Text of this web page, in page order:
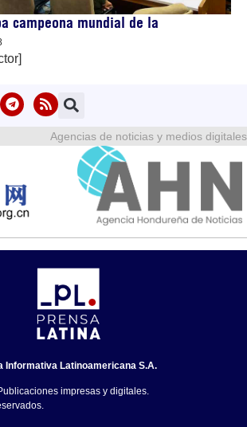
campeona mundial de la
Agencias de noticias y medios digitales
Informativa Latinoamericana S.A.
impresas y digitales.